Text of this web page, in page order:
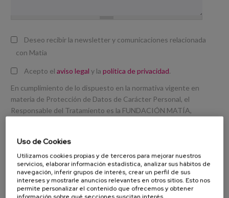
Deseo recibir la newsletter y comunicaciones relacionada
con Matia
Acepto elaviso legal y lapolítica de privacidad.
En cumplimiento de lo dispuesto en la normativa vigente en
materia de Protección de Datos de Carácter Personal, el
Responsable del Tratamiento es la FUNDACIÓN MATÍA,
La base para el tratamiento de los datos es el consentimiento
del usuario y la finalidad del tratamiento es la de atender su
consulta o sugerencia.
Los datos se conservarán mientras se mantenga le relación y
Uso de Cookies
Utilizamos cookies propias y de terceros para mejorar nuestros
servicios, elaborar información estadística, analizar sus hábitos de
navegación, inferir grupos de interés, crear un perfil de sus
intereses y mostrarle anuncios relevantes en otros sitios. Esto nos
permite personalizar el contenido que ofrecemos y obtener